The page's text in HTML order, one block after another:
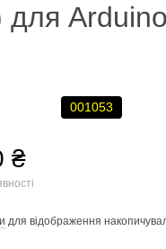
для
001053
₴
для відображення